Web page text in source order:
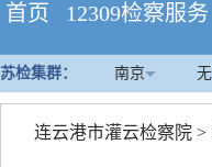
首页 12309检察服务
苏检集群： 南京
连云港市灌云检察院 >